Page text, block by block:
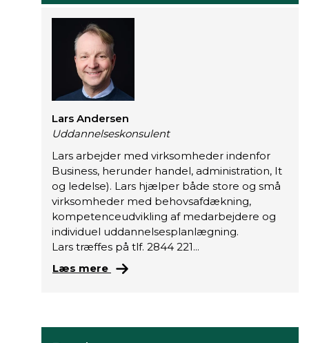
Lars Andersen
Uddannelseskonsulent
Lars arbejder med virksomheder indenfor
Business, herunder handel, administration, It
og ledelse). Lars hjælper både store og små
virksomheder med behovsafdækning,
kompetenceudvikling af medarbejdere og
individuel uddannelsesplanlægning.
Lars træffes på tlf. 2844 221...
a
Læs mere